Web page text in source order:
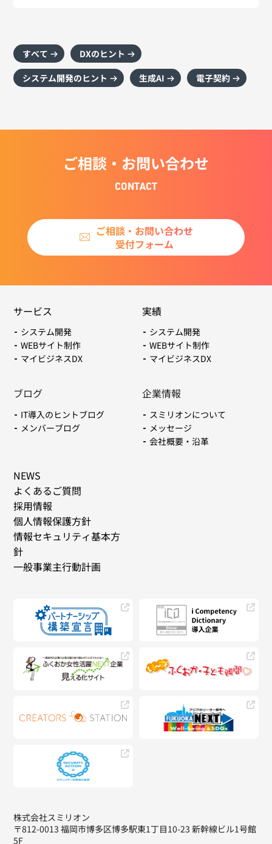
すべて
DXのヒント
システム開発のヒント
生成AI 電子契約
ご相談・お問い合わせ
CONTACT
ご相談・お問い合わせ
受付フォーム
サービス
システム開発
WEBサイト制作
マイビジネスDX
実績
システム開発
WEBサイト制作
マイビジネスDX
ブログ
IT導入のヒントブログ
メンバーブログ
企業情報
スミリオンについて
メッセージ
会社概要・沿革
NEWS
よくあるご質問
採用情報
個人情報保護方針
情報セキュリティ基本方
針
一般事業主行動計画
株式会社スミリオン
〒812-0013 福岡市博多区博多駅東1丁目10-23 新幹線ビル1号館
5F